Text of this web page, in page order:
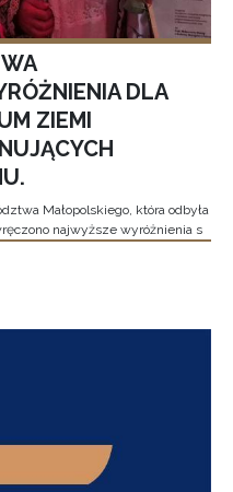
DLA
ZIEMI
Małopolskiego, która odbyła
najwyższe wyróżnienia s